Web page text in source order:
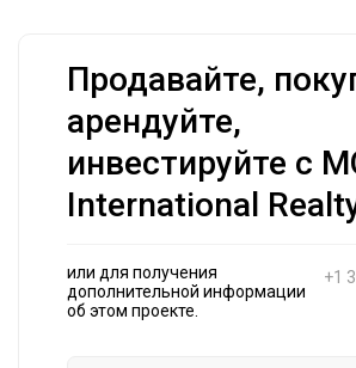
Продавайте,
арендуйте,
инвестируйте с
International
или для получения
дополнительной информации
об этом проекте.
+1